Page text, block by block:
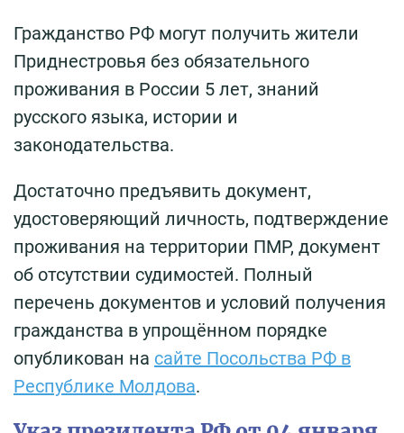
Гражданство РФ могут получить жители
Приднестровья без обязательного
проживания в России 5 лет, знаний
русского языка, истории и
законодательства.
Достаточно предъявить документ,
удостоверяющий личность, подтверждение
проживания на территории ПМР, документ
об отсутствии судимостей. Полный
перечень документов и условий получения
гражданства в упрощённом порядке
опубликован на сайте Посольства РФ в
Республике Молдова.